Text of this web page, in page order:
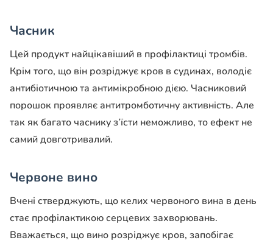
Часник
Цей продукт найцікавіший в профілактиці тромбів.
Крім того, що він розріджує кров в судинах, володіє
антибіотичною та антимікробною дією. Часниковий
порошок проявляє антитромботичну активність. Але
так як багато часнику з’їсти неможливо, то ефект не
самий довготривалий.
Червоне вино
Вчені стверджують, що келих червоного вина в день
стає профілактикою серцевих захворювань.
Вважається, що вино розріджує кров, запобігає